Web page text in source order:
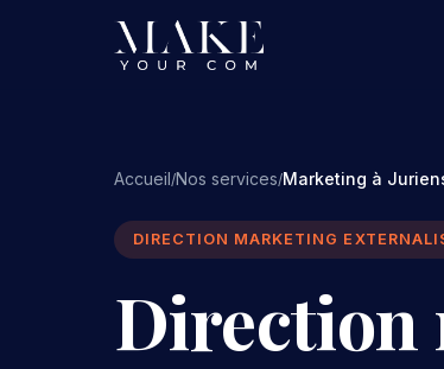
Accueil/Nos services/Marketing à
DIRECTION MARKETING
Direction